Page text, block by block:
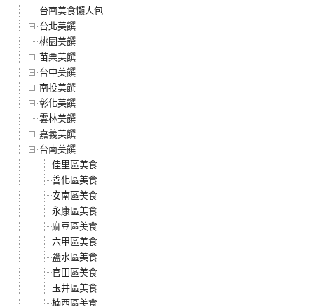
台南美食懶人包
台北美饌
桃園美饌
苗栗美饌
台中美饌
南投美饌
彰化美饌
雲林美饌
嘉義美饌
台南美饌
佳里區美食
善化區美食
安南區美食
永康區美食
麻豆區美食
六甲區美食
鹽水區美食
官田區美食
玉井區美食
楠西區美食